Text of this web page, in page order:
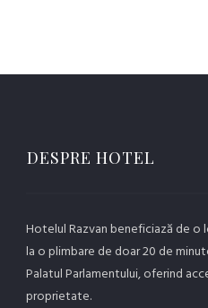
DESPRE HOTEL
Hotelul Razvan beneficiază de o
la o plimbare de doar 20 de
Palatul Parlamentului, oferind
proprietate.